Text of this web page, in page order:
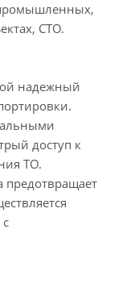
СТО.
надежный
доступ к
ТО.
предотвращает